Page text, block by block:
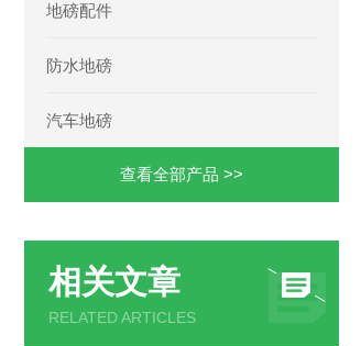
地磅配件
防水地磅
汽车地磅
查看全部产品 >>
相关文章
RELATED ARTICLES